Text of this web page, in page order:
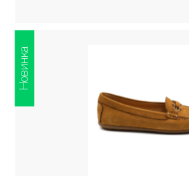
Новинка